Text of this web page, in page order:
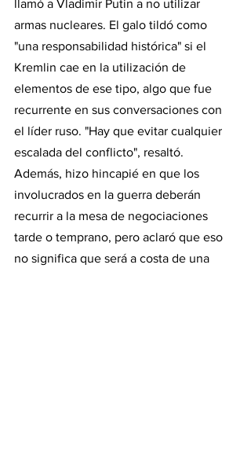
llamó a Vladimir Putin a no utilizar
armas nucleares. El galo tildó como
"una responsabilidad histórica" si el
Kremlin cae en la utilización de
elementos de ese tipo, algo que fue
recurrente en sus conversaciones con
el líder ruso. "Hay que evitar cualquier
escalada del conflicto", resaltó.
Además, hizo hincapié en que los
involucrados en la guerra deberán
recurrir a la mesa de negociaciones
tarde o temprano, pero aclaró que eso
no significa que será a costa de una